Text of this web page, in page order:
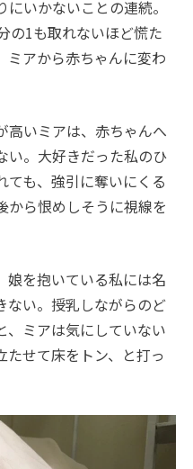
いかないことの連続。
の1も取れないほど慌た
ミアから赤ちゃんに変わ
いミアは、赤ちゃんへ
い。大好きだった私のひ
ても、強引に奪いにくる
から恨めしそうに視線を
を抱いている私には名
ない。授乳しながらのど
、ミアは気にしていない
たせて床をトン、と打っ